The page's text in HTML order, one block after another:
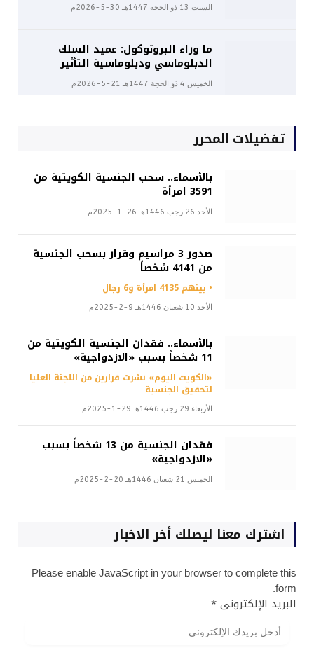
السبت 13 ذو الحجة 1447هـ 30-5-2026م
ما وراء البروتوكول: عميد السلك
الدبلوماسي ودبلوماسية التأثير
الخميس 4 ذو الحجة 1447هـ 21-5-2026م
تفضيلات المحرر
بالأسماء.. سحب الجنسية الكويتية من
3591 امرأة
الأحد 26 رجب 1446هـ 26-1-2025م
صدور 3 مراسيم وقرار بسحب الجنسية
من 4141 شخصاً
• بينهم 4135 امرأة و6 رجال
الأحد 10 شعبان 1446هـ 9-2-2025م
بالأسماء.. فقدان الجنسية الكويتية من
11 شخصاً بسبب «الازدواجية»
«الكويت اليوم» نشرت قرارين من اللجنة العليا
لتحقيق الجنسية
الأربعاء 29 رجب 1446هـ 29-1-2025م
فقدان الجنسية من 13 شخصاً بسبب
«الازدواجية»
الخميس 21 شعبان 1446هـ 20-2-2025م
اشترك معنا ليصلك أخر الاخبار
Please enable JavaScript in your browser to complete this
form.
البريد الإلكترونى*